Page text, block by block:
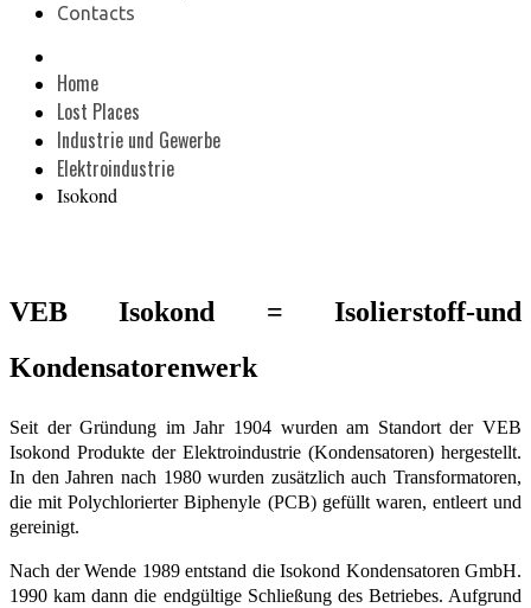
Contacts
Home
Lost Places
Industrie und Gewerbe
Elektroindustrie
Isokond
VEB Isokond = Isolierstoff-und
Kondensatorenwerk
Seit der Gründung im Jahr 1904 wurden am Standort der VEB
Isokond Produkte der Elektroindustrie (Kondensatoren) hergestellt.
In den Jahren nach 1980 wurden zusätzlich auch Transformatoren,
die mit Polychlorierter Biphenyle (PCB) gefüllt waren, entleert und
gereinigt.
Nach der Wende 1989 entstand die Isokond Kondensatoren GmbH.
1990 kam dann die endgültige Schließung des Betriebes. Aufgrund